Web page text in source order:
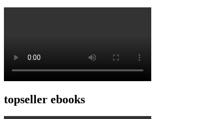
topseller ebooks